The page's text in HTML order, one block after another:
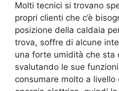
Molti tecnici si trovano
propri clienti che c’è
posizione della caldaia
trova, soffre di alcune
una forte umidità che sta
svalutando le sue
consumare molto a